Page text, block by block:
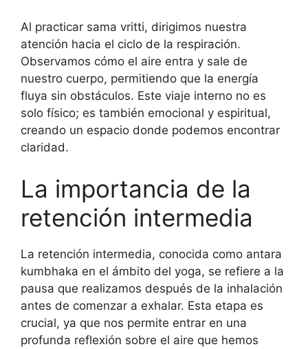
Al practicar sama vritti, dirigimos nuestra
atención hacia el ciclo de la respiración.
Observamos cómo el aire entra y sale de
nuestro cuerpo, permitiendo que la energía
fluya sin obstáculos. Este viaje interno no es
solo físico; es también emocional y espiritual,
creando un espacio donde podemos encontrar
claridad.
La importancia de la
retención intermedia
La retención intermedia, conocida como antara
kumbhaka en el ámbito del yoga, se refiere a la
pausa que realizamos después de la inhalación
antes de comenzar a exhalar. Esta etapa es
crucial, ya que nos permite entrar en una
profunda reflexión sobre el aire que hemos